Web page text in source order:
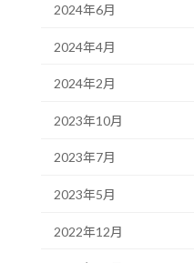
2024年6月
2024年4月
2024年2月
2023年10月
2023年7月
2023年5月
2022年12月